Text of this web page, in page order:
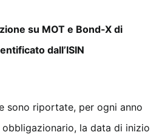
su MOT e Bond-X di
dall’ISIN
sono riportate, per ogni anno
la data di inizio